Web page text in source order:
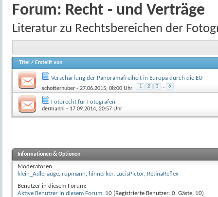
Forum: Recht - und Verträge
Literatur zu Rechtsbereichen der
Titel / Erstellt von
Verschärfung der Panoramafreiheit in Europa durch die EU
schotterhuber - 27.06.2015, 08:00 Uhr 1 2 3 ... 6
Fotorecht für Fotografen
dermanni - 17.09.2014, 20:57 Uhr
Informationen & Optionen
Moderatoren
klein_Adlerauge, ropmann, hinnerker, LucisPictor, RetinaReflex
Benutzer in diesem Forum:
Aktive Benutzer in diesem Forum: 10 (Registrierte Benutzer: 0, Gäste: 10)